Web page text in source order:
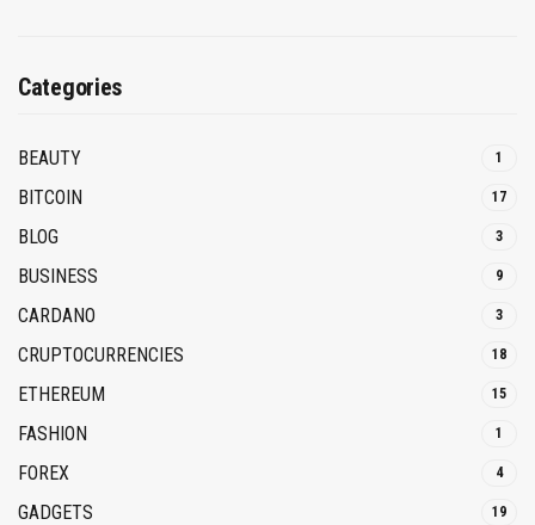
Categories
BEAUTY 1
BITCOIN 17
BLOG 3
BUSINESS 9
CARDANO 3
CRUPTOCURRENCIES 18
ETHEREUM 15
FASHION 1
FOREX 4
GADGETS 19